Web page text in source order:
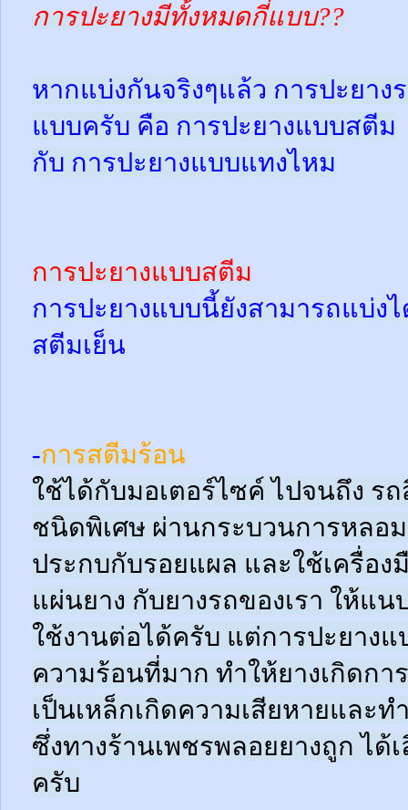
การปะยางมีทั้งหมดกี่แบบ??
หากแบ่งกันจริงๆแล้ว การปะยาง
แบบครับ คือ การปะยางแบบสตีม
กับ การปะยางแบบแทงไหม
การปะยางแบบสตีม
การปะยางแบบนี้ยังสามารถแบ่ง
สตีมเย็น
-การสตีมร้อน
ใช้ได้กับมอเตอร์ไซค์ ไปจนถึง ร
ชนิดพิเศษ ผ่านกระบวนการหลอ
ประกบกับรอยแผล และใช้เครื่อง
แผ่นยาง กับยางรถของเรา ให้แ
ใช้งานต่อได้ครับ แต่การปะยาง
ความร้อนที่มาก ทำให้ยางเกิดกา
เป็นเหล็กเกิดความเสียหายและท
ซึ่งทางร้านเพชรพลอยยางถูก ได้
ครับ